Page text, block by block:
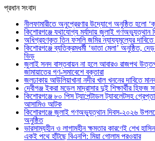
প্রধান সংবাদ
নীলফামারীতে অনুপ্রেরণার উদ্যোগে অনুষ্ঠিত হলো
কিশোরগঞ্জে যথাযোগ্য মর্যাদায় জুলাই গণঅভ্যুত্থান
অধিগ্রহণকৃত তিন ফসলি জমির ন্যায্যমূল্যের দাবিতে
কিশোরগঞ্জে ব্যতিক্রমধর্মী ‘ভাতা মেলা’ অনুষ্ঠিত, দেড়
ভিড়
জুলাই সনদ বাস্তবায়ন না হলে আবারও রাজপথ
জামায়াতের গণ-সমাবেশে বক্তারা
জলঢাকায় আউলিয়াখানা নদীর খাল খননের দাবিতে
দেবীগঞ্জ ইকরা মডেল মাদ্রাসার দুই শিক্ষার্থীর হিফজ
কিশোরগঞ্জে ৮০ পিস ট্যাপেন্টাডল ট্যাবলেটসহ
আসামিও আটক
কিশোরগঞ্জে জুলাই গণঅভ্যুত্থান দিবস-২০২৬
অনুষ্ঠিত
ভারসাম্যহীন ও লাগামহীন ক্ষমতার কারণেই শেখ
একই পথে হাঁটছে বিএনপি: মিয়া গোলাম পরওয়ার